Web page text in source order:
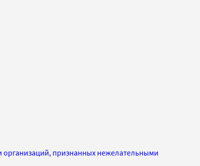
организаций, признанных нежелательными